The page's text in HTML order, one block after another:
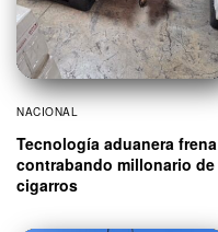
NACIONAL
Tecnología aduanera frena
contrabando millonario de
cigarros